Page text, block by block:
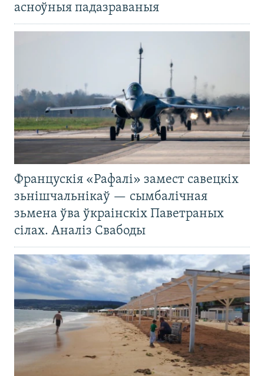
асноўныя падазраваныя
Францускія «Рафалі» замест савецкіх
зьнішчальнікаў — сымбалічная
зьмена ўва ўкраінскіх Паветраных
сілах. Аналіз Свабоды